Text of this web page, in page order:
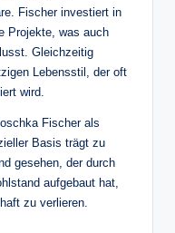
Fischer investiert in
Projekte, was auch
Gleichzeitig
Lebensstil, der oft
wird.
Fischer als
Basis trägt zu
gesehen, der durch
aufgebaut hat,
zu verlieren.